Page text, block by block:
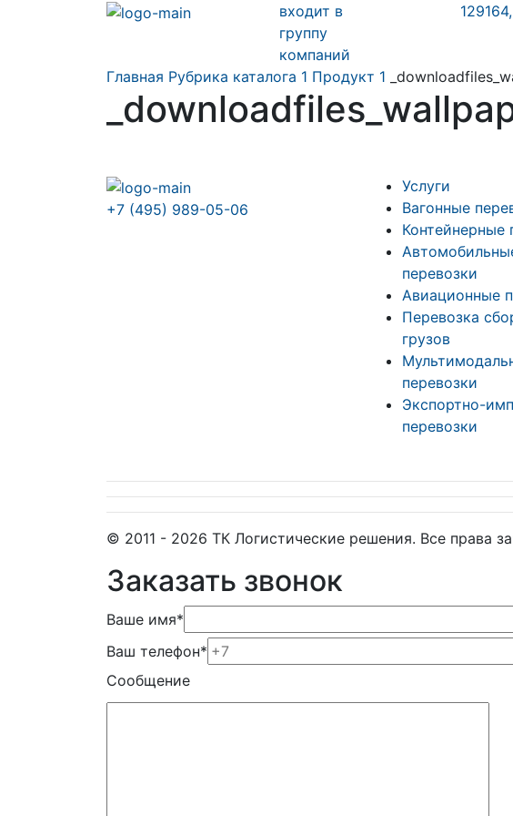
входит в
группу
компаний
Главная Рубрика каталога 1 Продукт 1
+7 (495) 989-05-06
Услуги
Вагонные
Контейнерные
перевозки
Авиационные
Перевозка
грузов
перевозки
Экспортно-
перевозки
© 2011 - 2026 ТК Логистические решения. Все права
Заказать звонок
Ваше имя*
Ваш телефон*
Сообщение